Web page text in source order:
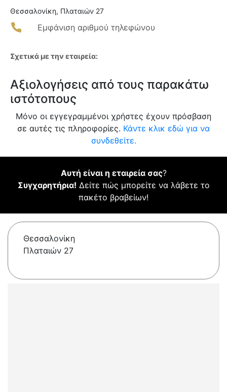
Θεσσαλονίκη, Πλαταιών 27
Εμφάνιση αριθμού τηλεφώνου
Σχετικά με την εταιρεία:
Αξιολογήσεις από τους παρακάτω
ιστότοπους
Μόνο οι εγγεγραμμένοι χρήστες έχουν πρόσβαση
σε αυτές τις πληροφορίες. Κάντε κλικ εδώ για να
συνδεθείτε.
Αυτή είναι η εταιρεία σας?
Συγχαρητήρια! Δείτε πώς μπορείτε να λάβετε το
πακέτο βραβείων!
Θεσσαλονίκη
Πλαταιών 27